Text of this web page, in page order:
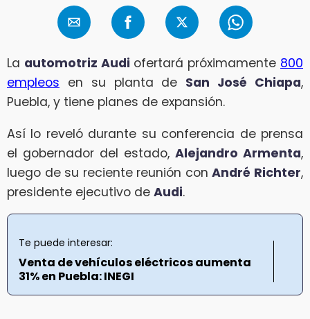
La automotriz Audi ofertará próximamente 800
empleos en su planta de San José Chiapa,
Puebla, y tiene planes de expansión.
Así lo reveló durante su conferencia de prensa
el gobernador del estado, Alejandro Armenta,
luego de su reciente reunión conAndré Richter,
presidente ejecutivo de Audi.
Te puede interesar:
Venta de vehículos eléctricos aumenta
31% en Puebla: INEGI